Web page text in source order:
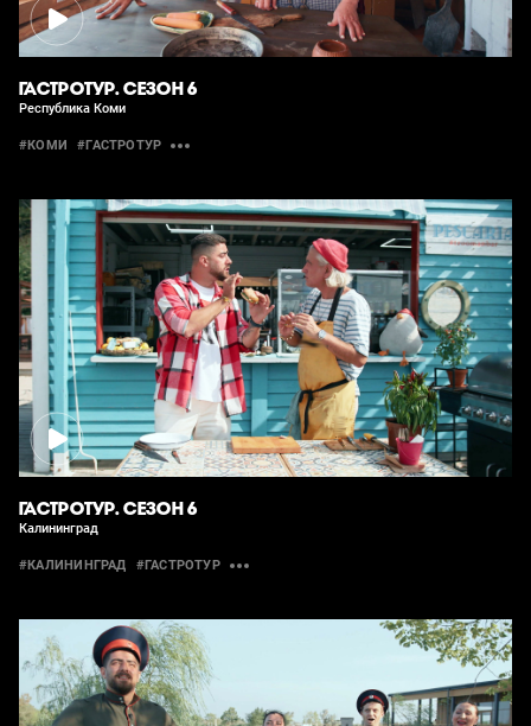
ГАСТРОТУР. СЕЗОН 6
Республика Коми
#КОМИ #ГАСТРОТУР
ГАСТРОТУР. СЕЗОН 6
Калининград
#КАЛИНИНГРАД #ГАСТРОТУР